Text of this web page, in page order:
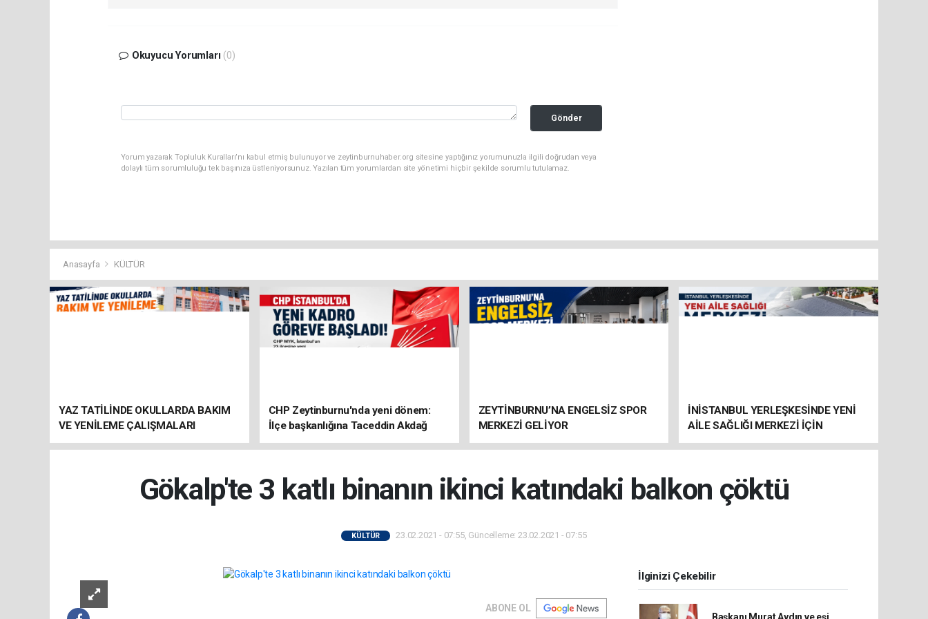
Okuyucu Yorumları (0)
Gönder
Yorum yazarak Topluluk Kuralları’nı kabul etmiş bulunuyor ve zeytinburnuhaber.org sitesine yaptığınız yorumunuzla ilgili doğrudan veya
dolaylı tüm sorumluluğu tek başınıza üstleniyorsunuz. Yazılan tüm yorumlardan site yönetimi hiçbir şekilde sorumlu tutulamaz.
Anasayfa KÜLTÜR
YAZ TATİLİNDE OKULLARDA BAKIM
VE YENİLEME ÇALIŞMALARI
SÜRÜYOR
CHP Zeytinburnu'nda yeni dönem:
İlçe başkanlığına Taceddin Akdağ
atandı
ZEYTİNBURNU’NA ENGELSİZ SPOR
MERKEZİ GELİYOR
İNİSTANBUL YERLEŞKESİNDE YENİ
AİLE SAĞLIĞI MERKEZİ İÇİN
HAZIRLIKLAR SÜRÜYOR
Gökalp'te 3 katlı binanın ikinci katındaki balkon çöktü
KÜLTÜR 23.02.2021 - 07:55, Güncelleme: 23.02.2021 - 07:55
ABONE OL
İlginizi Çekebilir